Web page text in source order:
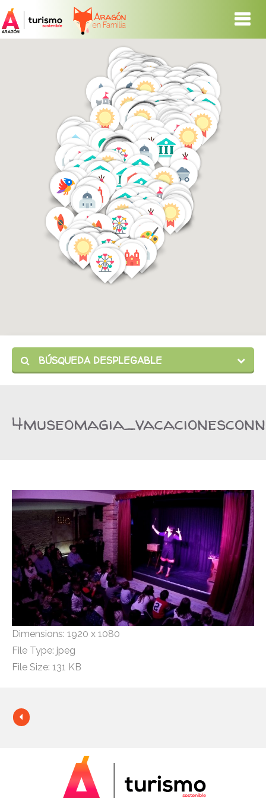
BÚSQUEDA DESPLEGABLE
Dimensions: 1920 x 1080
File Type: jpeg
File Size: 131 KB